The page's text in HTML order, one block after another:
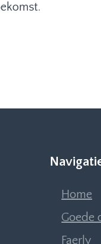
Home
Goede
Faerly